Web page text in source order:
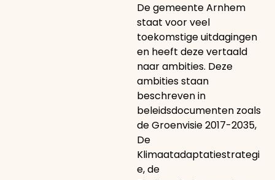
De gemeente Arnhem
staat voor veel
toekomstige uitdagingen
en heeft deze vertaald
naar ambities. Deze
ambities staan
beschreven in
beleidsdocumenten zoals
de Groenvisie 2017-2035,
De
Klimaatadaptatiestrategi
e, de